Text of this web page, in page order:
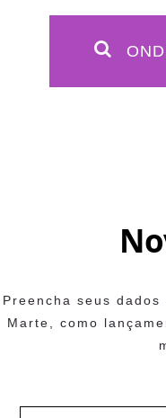
Preencha seus
Marte, como